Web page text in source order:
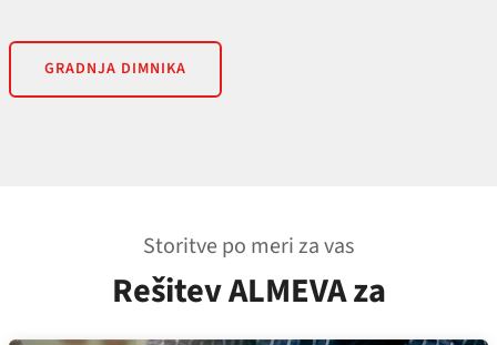
GRADNJA DIMNIKA
Storitve po meri za vas
Rešitev ALMEVA za